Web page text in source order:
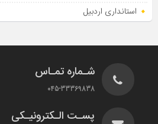
استانداری اردبیل
شـماره تمـاس
045-33369838
پسـت الـکترونیـکی